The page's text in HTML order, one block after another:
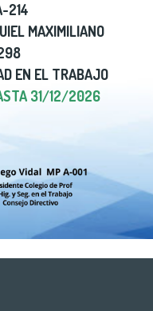
214
MAXIMILIANO
EN EL TRABAJO
31/12/2026